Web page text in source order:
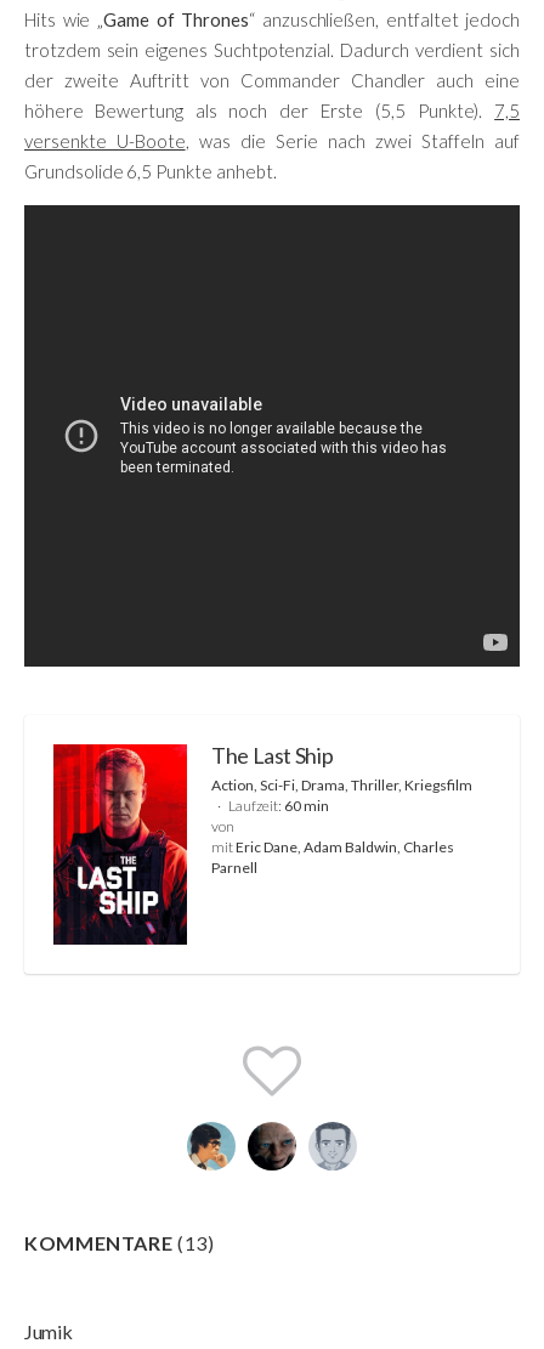
Hits wie „Game of Thrones“ anzuschließen, entfaltet jedoch
trotzdem sein eigenes Suchtpotenzial. Dadurch verdient sich
der zweite Auftritt von Commander Chandler auch eine
höhere Bewertung als noch der Erste (5,5 Punkte). 7,5
versenkte U-Boote, was die Serie nach zwei Staffeln auf
Grundsolide 6,5 Punkte anhebt.
The Last Ship
Action, Sci-Fi, Drama, Thriller, Kriegsfilm
Laufzeit: 60 min
von
mitEric Dane, Adam Baldwin, Charles
Parnell
KOMMENTARE(13)
Jumik